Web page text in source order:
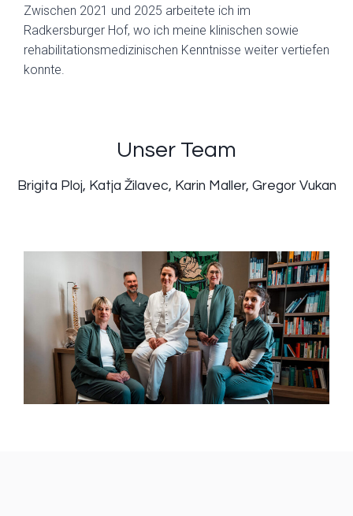
Zwischen 2021 und 2025 arbeitete ich im
Radkersburger Hof, wo ich meine klinischen sowie
rehabilitationsmedizinischen Kenntnisse weiter vertiefen
konnte.
Unser Team
Brigita Ploj, Katja Žilavec, Karin Maller, Gregor Vukan